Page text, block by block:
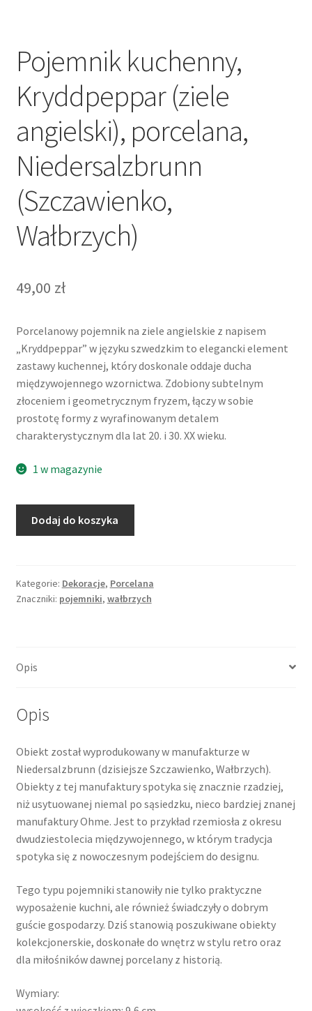
Pojemnik kuchenny,
Kryddpeppar (ziele
angielski), porcelana,
Niedersalzbrunn
(Szczawienko,
Wałbrzych)
49,00 zł
Porcelanowy pojemnik na ziele angielskie z napisem
„Kryddpeppar” w języku szwedzkim to elegancki element
zastawy kuchennej, który doskonale oddaje ducha
międzywojennego wzornictwa. Zdobiony subtelnym
złoceniem i geometrycznym fryzem, łączy w sobie
prostotę formy z wyrafinowanym detalem
charakterystycznym dla lat 20. i 30. XX wieku.
1 w magazynie
Pojemnik
(ziele
angielski),
Wałbrzych)
Dodaj do koszyka
Kategorie: Dekoracje, Porcelana
Znaczniki: pojemniki, wałbrzych
Opis
Opis
Obiekt został wyprodukowany w manufakturze w
Niedersalzbrunn (dzisiejsze Szczawienko, Wałbrzych).
Obiekty z tej manufaktury spotyka się znacznie rzadziej,
niż usytuowanej niemal po sąsiedzku, nieco bardziej znanej
manufaktury Ohme. Jest to przykład rzemiosła z okresu
dwudziestolecia międzywojennego, w którym tradycja
spotyka się z nowoczesnym podejściem do designu.
Tego typu pojemniki stanowiły nie tylko praktyczne
wyposażenie kuchni, ale również świadczyły o dobrym
guście gospodarzy. Dziś stanowią poszukiwane obiekty
kolekcjonerskie, doskonałe do wnętrz w stylu retro oraz
dla miłośników dawnej porcelany z historią.
Wymiary: